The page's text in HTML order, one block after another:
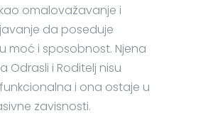
omalovažavanje i
da poseduje
moć i sposobnost. Njena
Odrasli i Roditelj nisu
i ona ostaje u
zavisnosti.